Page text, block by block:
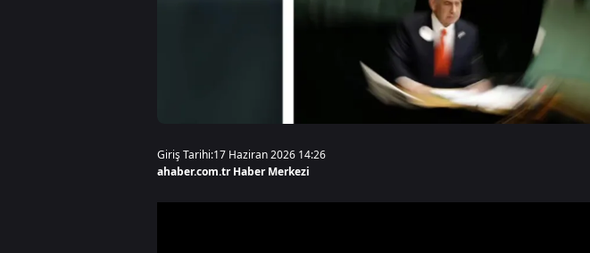
Giriş Tarihi:17 Haziran 2026 14:26
ahaber.com.tr Haber Merkezi